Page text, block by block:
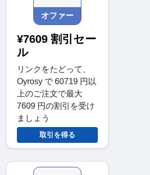
オファー
¥7609 割引セー
ル
リンクをたどって、
Oyrosy で 60719 円以
上のご注文で最大
7609 円の割引を受け
ましょう
取引を得る